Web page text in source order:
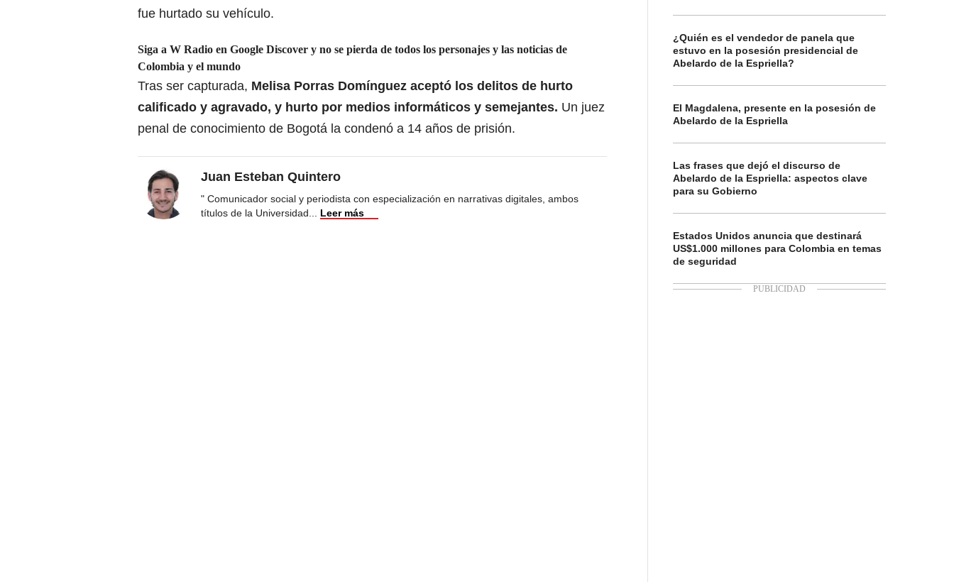
fue hurtado su vehículo.
Siga a W Radio en Google Discover y no se pierda de todos los personajes y las noticias de
Colombia y el mundo
Tras ser capturada, Melisa Porras Domínguez aceptó los delitos de hurto
calificado y agravado, y hurto por medios informáticos y semejantes. Un juez
penal de conocimiento de Bogotá la condenó a 14 años de prisión.
Juan Esteban Quintero
" Comunicador social y periodista con especialización en narrativas digitales, ambos
títulos de la Universidad
Leer más
¿Quién es el vendedor de panela que
estuvo en la posesión presidencial de
Abelardo de la Espriella?
El Magdalena, presente en la posesión de
Abelardo de la Espriella
Las frases que dejó el discurso de
Abelardo de la Espriella: aspectos clave
para su Gobierno
Estados Unidos anuncia que destinará
US$1.000 millones para Colombia en temas
de seguridad